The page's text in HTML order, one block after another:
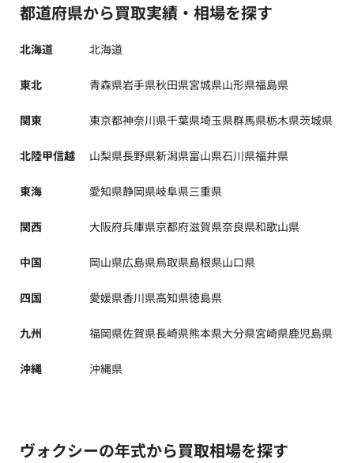
都道府県から買取実績・相場を探す
北海道 北海道
東北 青森県岩手県秋田県宮城県山形県福島県
関東 東京都神奈川県千葉県埼玉県群馬県栃木県茨城県
北陸甲信越 山梨県長野県新潟県富山県石川県福井県
東海 愛知県静岡県岐阜県三重県
関西 大阪府兵庫県京都府滋賀県奈良県和歌山県
中国 岡山県広島県鳥取県島根県山口県
四国 愛媛県香川県高知県徳島県
九州 福岡県佐賀県長崎県熊本県大分県宮崎県鹿児島県
沖縄 沖縄県
ヴォクシーの年式から買取相場を探す